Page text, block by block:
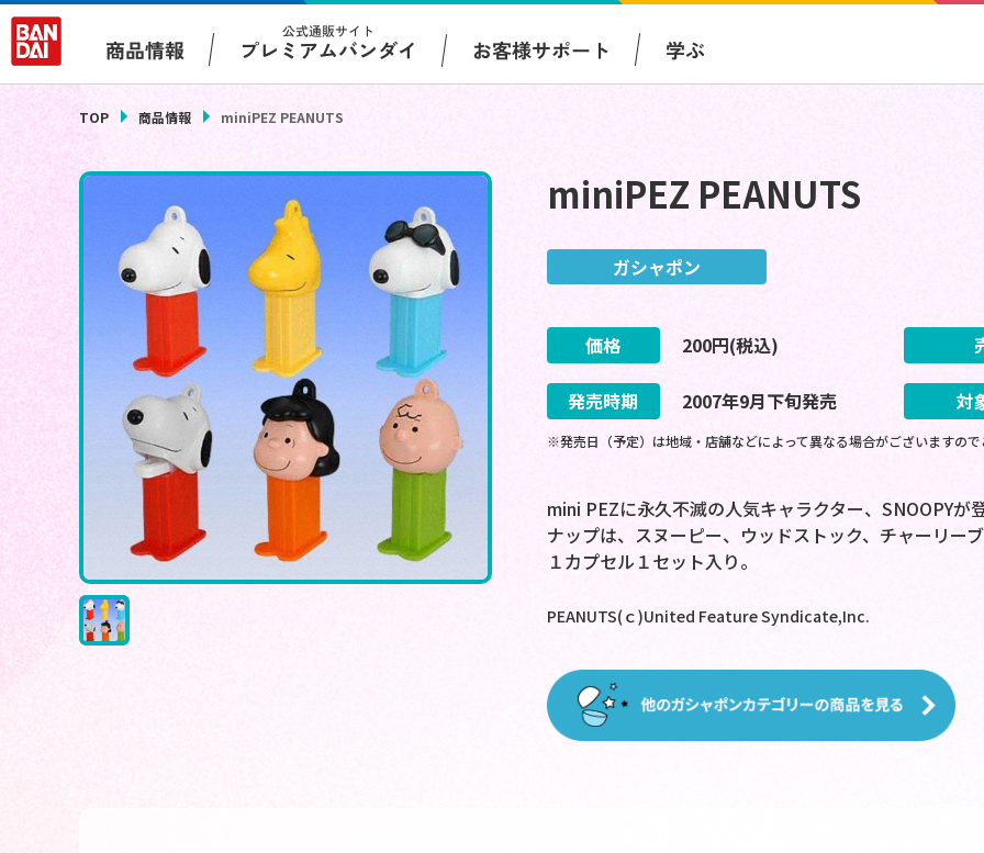
商品情報
公式通販サイト
プレミアムバンダイ お客様サポート 学ぶ
TOP 商品情報 miniPEZ PEANUTS
miniPEZ PEANUTS
ガシャポン
価格 200円(税込)
発売時期 2007年9月下旬発売 対
※発売日（予定）は地域・店舗などによって異なる場合がございますの
mini PEZに永久不滅の人気キャラクター、SNOOPY
ナップは、スヌーピー、ウッドストック、チャーリー
１カプセル１セット入り。
PEANUTS(ｃ)United Feature Syndicate,Inc.